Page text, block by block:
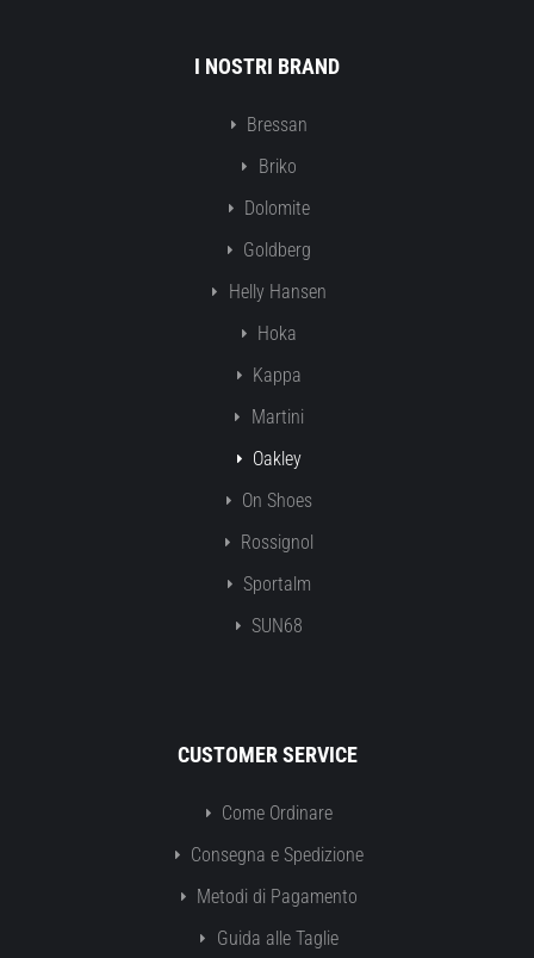
I NOSTRI BRAND
Bressan
Briko
Dolomite
Goldberg
Helly Hansen
Hoka
Kappa
Martini
Oakley
On Shoes
Rossignol
Sportalm
SUN68
CUSTOMER SERVICE
Come Ordinare
Consegna e Spedizione
Metodi di Pagamento
Guida alle Taglie